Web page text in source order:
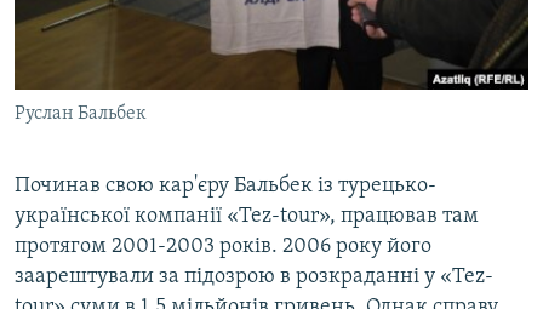
Руслан Бальбек
Починав свою кар'єру Бальбек із турецько-
української компанії «Tez-tour», працював там
протягом 2001-2003 років. 2006 року його
заарештували за підозрою в розкраданні у «Tez-